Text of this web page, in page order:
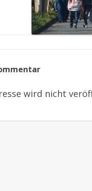
wird nicht